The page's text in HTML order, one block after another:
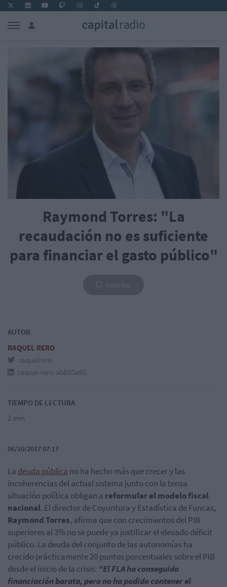
Raymond Torres: "La
recaudación no es suficiente
para financiar el gasto público"
AUTOR
RAQUEL RERO
raquelrero
raquel-rero-abb03a60
TIEMPO DE LECTURA
2 min
06/10/2017 07:17
La deuda pública no ha hecho más que crecer y las
incoherencias del actual sistema junto con la tensa
situación política obligan a reformular el modelo fiscal
nacional. El director de Coyuntura y Estadística de Funcas,
Raymond Torres, afirma que con crecimientos del PIB
superiores al 3% no se puede ya justificar el elevado déficit
público. La deuda del conjunto de las autonomías ha
crecido prácticamente 20 puntos porcentuales sobre el PIB
desde el inicio de la crisis: "El FLA ha conseguido
financiación barata, pero no ha podido contener el